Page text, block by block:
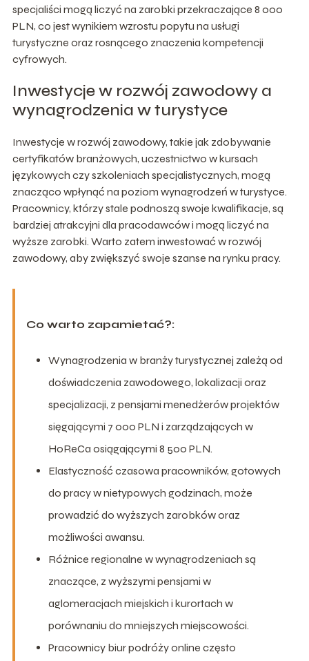
specjaliści mogą liczyć na zarobki przekraczające 8 000
PLN, co jest wynikiem wzrostu popytu na usługi
turystyczne oraz rosnącego znaczenia kompetencji
cyfrowych.
Inwestycje w rozwój zawodowy a
wynagrodzenia w turystyce
Inwestycje w rozwój zawodowy, takie jak zdobywanie
certyfikatów branżowych, uczestnictwo w kursach
językowych czy szkoleniach specjalistycznych, mogą
znacząco wpłynąć na poziom wynagrodzeń w turystyce.
Pracownicy, którzy stale podnoszą swoje kwalifikacje, są
bardziej atrakcyjni dla pracodawców i mogą liczyć na
wyższe zarobki. Warto zatem inwestować w rozwój
zawodowy, aby zwiększyć swoje szanse na rynku pracy.
Co warto zapamietać?:
Wynagrodzenia w branży turystycznej zależą od
doświadczenia zawodowego, lokalizacji oraz
specjalizacji, z pensjami menedżerów projektów
sięgającymi 7 000 PLN i zarządzających w
HoReCa osiągającymi 8 500 PLN.
Elastyczność czasowa pracowników, gotowych
do pracy w nietypowych godzinach, może
prowadzić do wyższych zarobków oraz
możliwości awansu.
Różnice regionalne w wynagrodzeniach są
znaczące, z wyższymi pensjami w
aglomeracjach miejskich i kurortach w
porównaniu do mniejszych miejscowości.
Pracownicy biur podróży online często